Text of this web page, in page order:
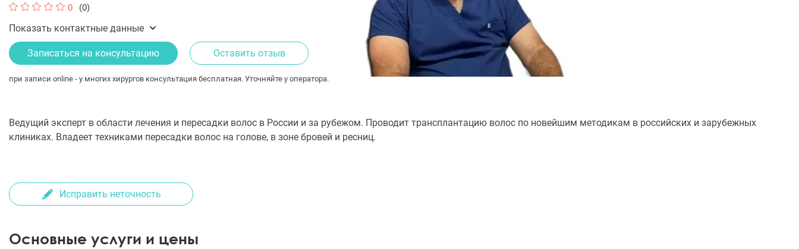
0 (0)
Показать контактные данные
Записаться на консультацию Оставить отзыв
при записи online - у многих хирургов консультация бесплатная. Уточняйте у оператора.
Ведущий эксперт в области лечения и пересадки волос в России и за рубежом. Проводит трансплантацию волос по новейшим методикам в российских и зарубежных
клиниках. Владеет техниками пересадки волос на голове, в зоне бровей и ресниц.
Исправить неточность
Основные услуги и цены